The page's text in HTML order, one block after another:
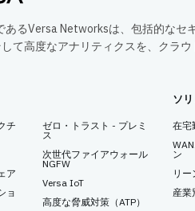
あるVersa Networksは、包括的なセ
て高度なアナリティクスを、クラ
チ
ア
ョ
ゼロ・トラスト - プレミ
ス
次世代ファイアウォール
NGFW
Versa IoT
高度な脅威対策（ATP）
ソ
在宅
ン
リ
産業